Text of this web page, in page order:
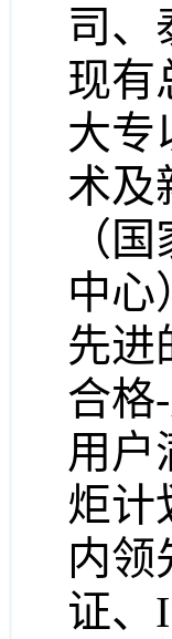
司、
现有
大专
术及
（
中心
先进
合格
用户
炬计
内领
证、